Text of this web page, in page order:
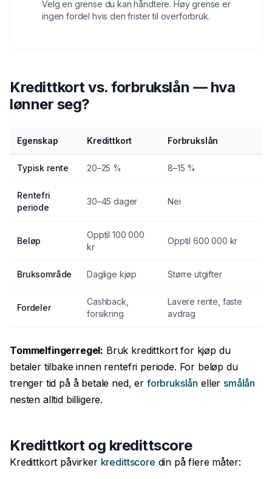
Velg en grense du kan håndtere. Høy grense er
ingen fordel hvis den frister til overforbruk.
Kredittkort vs. forbrukslån — hva
lønner seg?
Egenskap Kredittkort Forbrukslån
Typisk rente 20–25 % 8–15 %
Rentefri
periode
30–45 dager Nei
Beløp
Opptil 100 000
kr
Opptil 600 000 kr
Bruksområde Daglige kjøp Større utgifter
Fordeler
Cashback,
forsikring
Lavere rente, faste
avdrag
Tommelfingerregel: Bruk kredittkort for kjøp du
betaler tilbake innen rentefri periode. For beløp du
trenger tid på å betale ned, er forbrukslån eller smålån
nesten alltid billigere.
Kredittkort og kredittscore
Kredittkort påvirker kredittscore din på flere måter: